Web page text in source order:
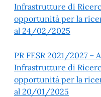
Infrastrutture di
opportunità per la
al 24/02/2025
PR FESR 2021/2027 –
Infrastrutture di
opportunità per la
al 20/01/2025